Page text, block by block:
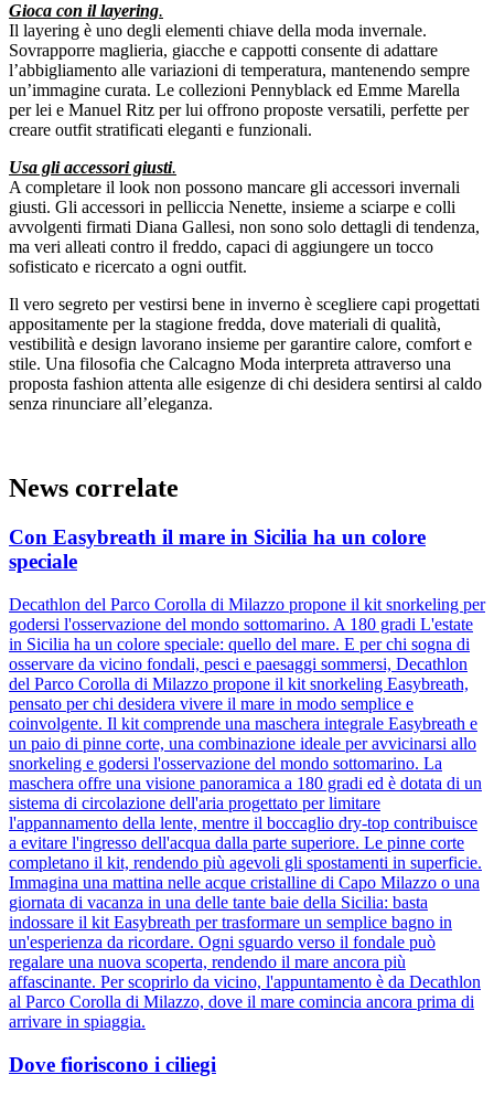
Gioca con il layering.
Il layering è uno degli elementi chiave della moda invernale.
Sovrapporre maglieria, giacche e cappotti consente di adattare
l’abbigliamento alle variazioni di temperatura, mantenendo sempre
un’immagine curata. Le collezioni Pennyblack ed Emme Marella
per lei e Manuel Ritz per lui offrono proposte versatili, perfette per
creare outfit stratificati eleganti e funzionali.
Usa gli accessori giusti.
A completare il look non possono mancare gli accessori invernali
giusti. Gli accessori in pelliccia Nenette, insieme a sciarpe e colli
avvolgenti firmati Diana Gallesi, non sono solo dettagli di tendenza,
ma veri alleati contro il freddo, capaci di aggiungere un tocco
sofisticato e ricercato a ogni outfit.
Il vero segreto per vestirsi bene in inverno è scegliere capi progettati
appositamente per la stagione fredda, dove materiali di qualità,
vestibilità e design lavorano insieme per garantire calore, comfort e
stile. Una filosofia che Calcagno Moda interpreta attraverso una
proposta fashion attenta alle esigenze di chi desidera sentirsi al caldo
senza rinunciare all’eleganza.
News correlate
Con Easybreath il mare in Sicilia ha un colore
speciale
Decathlon del Parco Corolla di Milazzo propone il kit snorkeling per
godersi l'osservazione del mondo sottomarino. A 180 gradi L'estate
in Sicilia ha un colore speciale: quello del mare. E per chi sogna di
osservare da vicino fondali, pesci e paesaggi sommersi, Decathlon
del Parco Corolla di Milazzo propone il kit snorkeling Easybreath,
pensato per chi desidera vivere il mare in modo semplice e
coinvolgente. Il kit comprende una maschera integrale Easybreath e
un paio di pinne corte, una combinazione ideale per avvicinarsi allo
snorkeling e godersi l'osservazione del mondo sottomarino. La
maschera offre una visione panoramica a 180 gradi ed è dotata di un
sistema di circolazione dell'aria progettato per limitare
l'appannamento della lente, mentre il boccaglio dry-top contribuisce
a evitare l'ingresso dell'acqua dalla parte superiore. Le pinne corte
completano il kit, rendendo più agevoli gli spostamenti in superficie.
Immagina una mattina nelle acque cristalline di Capo Milazzo o una
giornata di vacanza in una delle tante baie della Sicilia: basta
indossare il kit Easybreath per trasformare un semplice bagno in
un'esperienza da ricordare. Ogni sguardo verso il fondale può
regalare una nuova scoperta, rendendo il mare ancora più
affascinante. Per scoprirlo da vicino, l'appuntamento è da Decathlon
al Parco Corolla di Milazzo, dove il mare comincia ancora prima di
arrivare in spiaggia.
Dove fioriscono i ciliegi